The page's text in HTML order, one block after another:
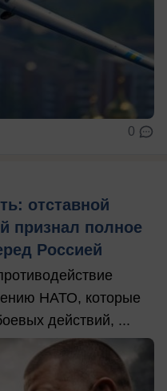
0
отставной
признал полное
Россией
НАТО, которые
действий, ...